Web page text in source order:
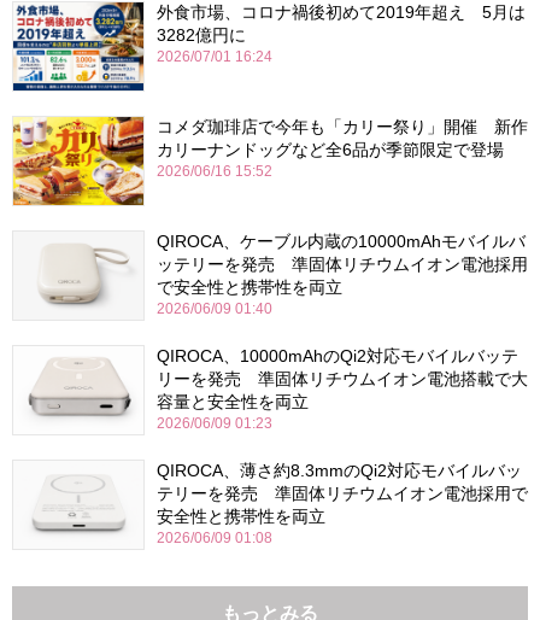
外食市場、コロナ禍後初めて2019年超え 5月は
3282億円に
2026/07/01 16:24
コメダ珈琲店で今年も「カリー祭り」開催 新作
カリーナンドッグなど全6品が季節限定で登場
2026/06/16 15:52
QIROCA、ケーブル内蔵の10000mAhモバイルバ
ッテリーを発売 準固体リチウムイオン電池採用
で安全性と携帯性を両立
2026/06/09 01:40
QIROCA、10000mAhのQi2対応モバイルバッテ
リーを発売 準固体リチウムイオン電池搭載で大
容量と安全性を両立
2026/06/09 01:23
QIROCA、薄さ約8.3mmのQi2対応モバイルバッ
テリーを発売 準固体リチウムイオン電池採用で
安全性と携帯性を両立
2026/06/09 01:08
もっとみる